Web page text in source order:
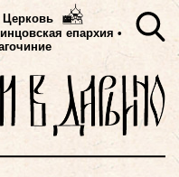
Церковь
епархия •